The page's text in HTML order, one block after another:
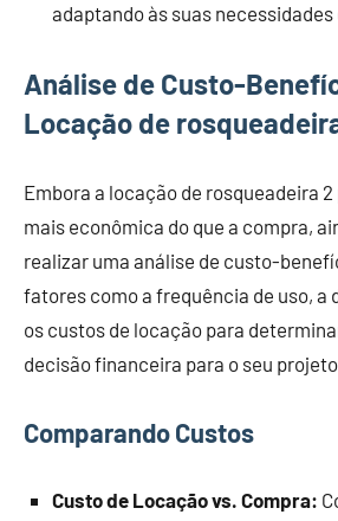
adaptando às suas
Análise de Custo-
Locação de
Embora a locação de rosqueadeira
mais econômica do que a compra,
realizar uma análise de custo-
fatores como a frequência de uso, a
os custos de locação para
decisão financeira para o seu
Comparando Custos
Custo de Locação vs. Compra: